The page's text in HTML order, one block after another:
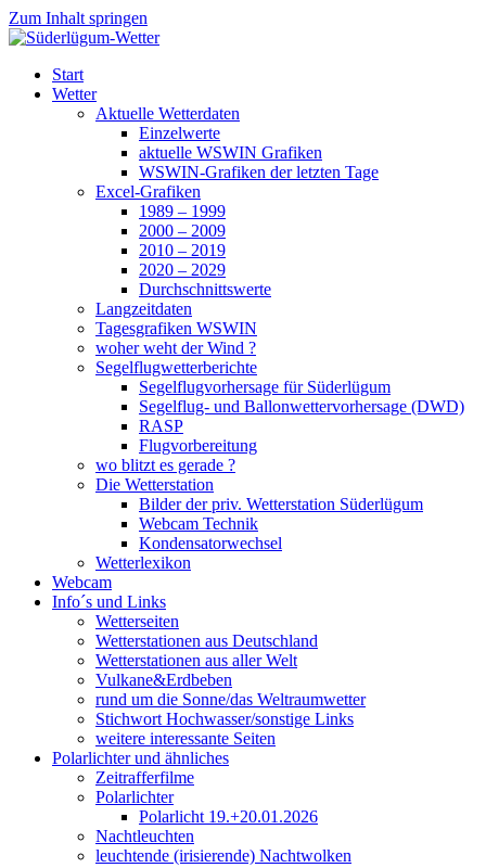
Zum Inhalt springen
Süderlügum-Wetter
Start
Wetter
Aktuelle Wetterdaten
Einzelwerte
aktuelle WSWIN Grafiken
WSWIN-Grafiken der letzten Tage
Excel-Grafiken
1989 – 1999
2000 – 2009
2010 – 2019
2020 – 2029
Durchschnittswerte
Langzeitdaten
Tagesgrafiken WSWIN
woher weht der Wind ?
Segelflugwetterberichte
Segelflugvorhersage für Süderlügum
Segelflug- und Ballonwettervorhersage (DWD)
RASP
Flugvorbereitung
wo blitzt es gerade ?
Die Wetterstation
Bilder der priv. Wetterstation Süderlügum
Webcam Technik
Kondensatorwechsel
Wetterlexikon
Webcam
Info´s und Links
Wetterseiten
Wetterstationen aus Deutschland
Wetterstationen aus aller Welt
Vulkane&Erdbeben
rund um die Sonne/das Weltraumwetter
Stichwort Hochwasser/sonstige Links
weitere interessante Seiten
Polarlichter und ähnliches
Zeitrafferfilme
Polarlichter
Polarlicht 19.+20.01.2026
Nachtleuchten
leuchtende (irisierende) Nachtwolken